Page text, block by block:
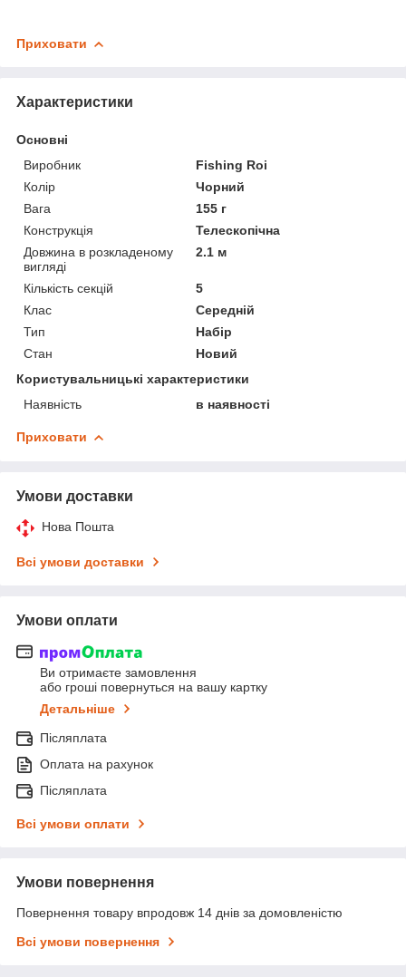
Приховати
Характеристики
Основні
Виробник
Fishing Roi
Колір
Чорний
Вага
155 г
Конструкція
Телескопічна
Довжина в розкладеному
вигляді
2.1 м
Кількість секцій
5
Клас
Середній
Тип
Набір
Стан
Новий
Користувальницькі характеристики
Наявність
в наявності
Приховати
Умови доставки
Нова Пошта
Всі умови доставки
Умови оплати
Ви отримаєте замовлення
або гроші повернуться на вашу картку
Детальніше
Післяплата
Оплата на рахунок
Післяплата
Всі умови оплати
Умови повернення
Повернення товару впродовж 14 днів за домовленістю
Всі умови повернення